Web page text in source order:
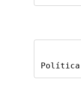
Política